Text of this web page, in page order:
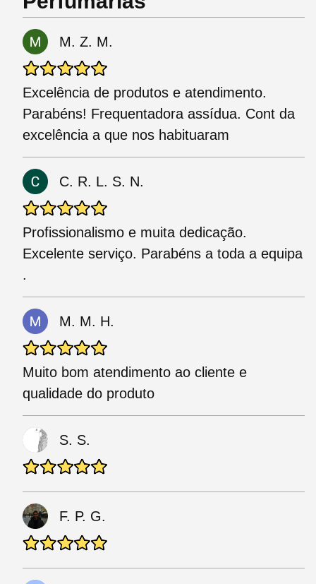
M. Z. M.
Excelência de produtos e atendimento.
Parabéns! Frequentadora assídua. Cont da
excelência a que nos habituaram
C. R. L. S. N.
Profissionalismo e muita dedicação.
Excelente serviço. Parabéns a toda a equipa
.
M. M. H.
Muito bom atendimento ao cliente e
qualidade do produto
S. S.
F. P. G.